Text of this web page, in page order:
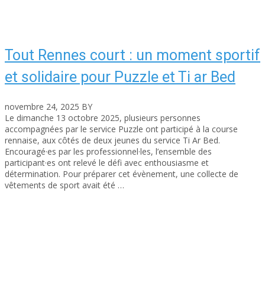
Tout Rennes court : un moment sportif
et solidaire pour Puzzle et Ti ar Bed
novembre 24, 2025 BY
Le dimanche 13 octobre 2025, plusieurs personnes
accompagnées par le service Puzzle ont participé à la course
rennaise, aux côtés de deux jeunes du service Ti Ar Bed.
Encouragé·es par les professionnel·les, l’ensemble des
participant·es ont relevé le défi avec enthousiasme et
détermination. Pour préparer cet évènement, une collecte de
vêtements de sport avait été …